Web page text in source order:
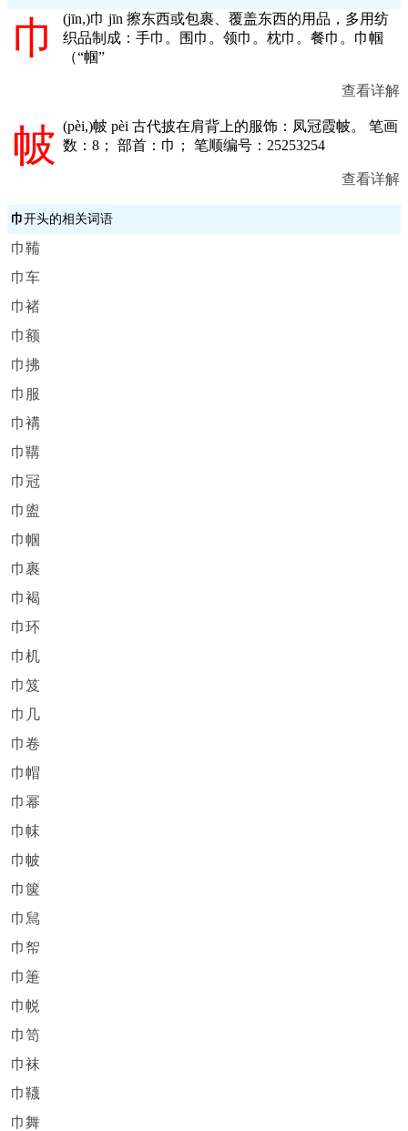
巾 (jīn,)巾 jīn 擦东西或包裹、覆盖东西的用品，多用纺
织品制成：手巾。围巾。领巾。枕巾。餐巾。巾帼
（“帼”
查看详解
帔 (pèi,)帔 pèi 古代披在肩背上的服饰：凤冠霞帔。 笔画
数：8； 部首：巾； 笔顺编号：25253254
查看详解
巾开头的相关词语
巾鞴
巾车
巾褚
巾额
巾拂
巾服
巾褠
巾鞲
巾冠
巾盥
巾帼
巾裹
巾褐
巾环
巾机
巾笈
巾几
巾卷
巾帽
巾幂
巾帓
巾帔
巾箧
巾舃
巾帤
巾箑
巾帨
巾笥
巾袜
巾韈
巾舞